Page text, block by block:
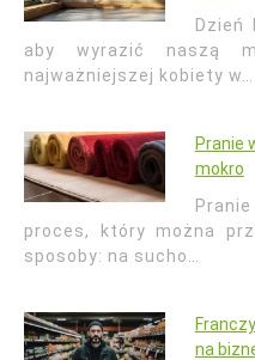
Dzień
aby wyrazić naszą
najważniejszej kobiety w…
Pranie
mokro
proces, który można
sposoby: na sucho…
na